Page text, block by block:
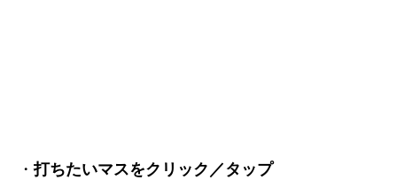
・打ちたいマスをクリック／タップ